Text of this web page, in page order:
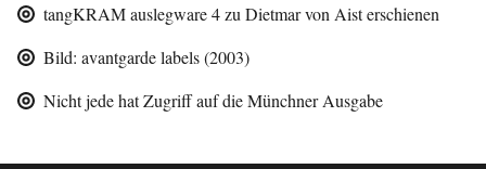
tangKRAM auslegware 4 zu Dietmar von Aist erschienen
Bild: avantgarde labels (2003)
Nicht jede hat Zugriff auf die Münchner Ausgabe